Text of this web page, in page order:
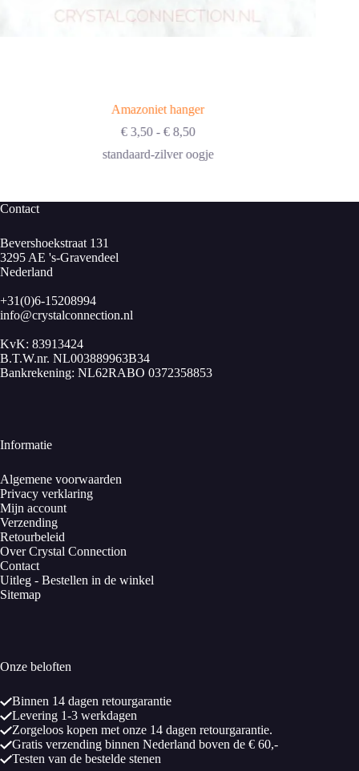
Amazoniet hanger
€3,50 - €8,50Prijsklasse:
tot
standaard-zilver oogje
Contact
Bevershoekstraat 131
3295 AE 's-Gravendeel
Nederland
+31(0)6-15208994
info@crystalconnection.nl
KvK: 83913424
B.T.W.nr. NL003889963B34
Bankrekening: NL62RABO 0372358853
Informatie
Algemene voorwaarden
Privacy verklaring
Mijn account
Verzending
Retourbeleid
Over Crystal Connection
Contact
Uitleg - Bestellen in de winkel
Sitemap
Onze beloften
Binnen 14 dagen retourgarantie
Levering 1-3 werkdagen
Zorgeloos kopen met onze 14 dagen retourgarantie.
Gratis verzending binnen Nederland boven de € 60,-
Testen van de bestelde stenen